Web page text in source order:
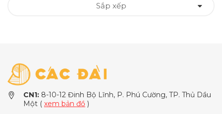
Sắp xếp
CN1: 8-10-12 Đinh Bộ Lĩnh, P. Phú Cường, TP. Thủ Dầu
Một ( xem bản đồ )